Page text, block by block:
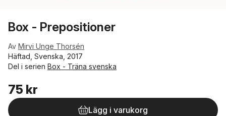
Box - Prepositioner
Av Mirvi Unge Thorsén
Häftad, Svenska, 2017
Del i serien Box - Träna svenska
75 kr
Lägg i varukorg